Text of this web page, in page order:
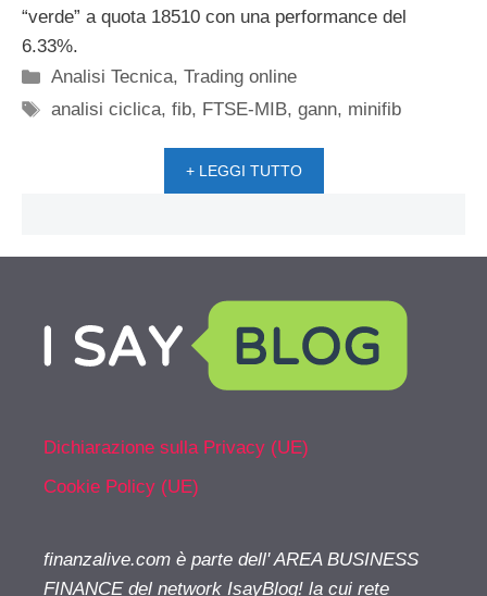
“verde” a quota 18510 con una performance del
6.33%.
Categorie
Analisi Tecnica,Trading online
Tag
analisi ciclica,fib, FTSE-MIB,gann, minifib
+ LEGGI TUTTO
Dichiarazione sulla Privacy (UE)
Cookie Policy (UE)
finanzalive.com è parte dell' AREA BUSINESS
FINANCE del network IsayBlog! la cui rete